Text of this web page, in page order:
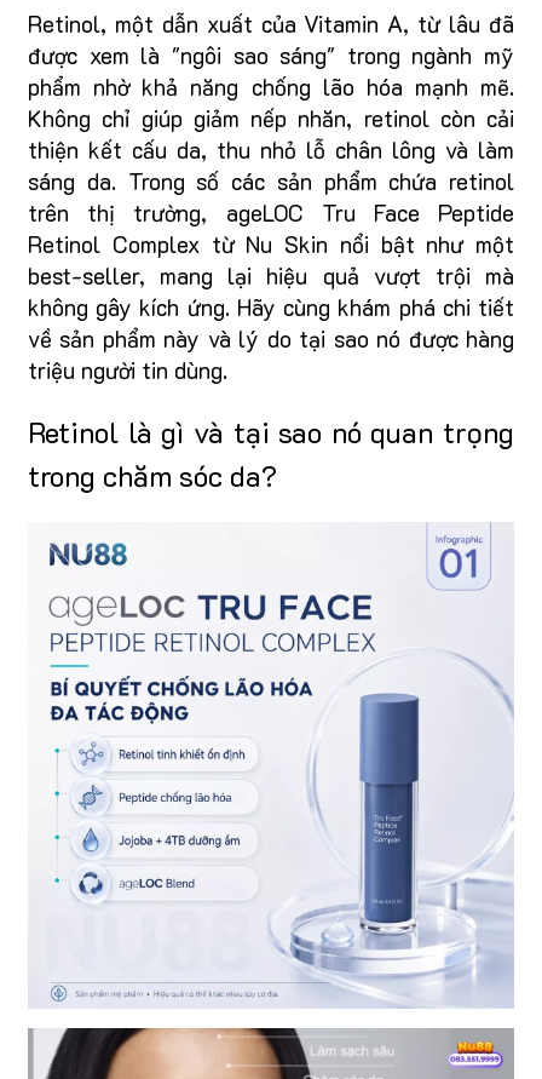
Retinol, một dẫn xuất của Vitamin A, từ lâu đã
được xem là "ngôi sao sáng" trong ngành mỹ
phẩm nhờ khả năng chống lão hóa mạnh mẽ.
Không chỉ giúp giảm nếp nhăn, retinol còn cải
thiện kết cấu da, thu nhỏ lỗ chân lông và làm
sáng da. Trong số các sản phẩm chứa retinol
trên thị trường, ageLOC Tru Face Peptide
Retinol Complex từ Nu Skin nổi bật như một
best-seller, mang lại hiệu quả vượt trội mà
không gây kích ứng. Hãy cùng khám phá chi tiết
về sản phẩm này và lý do tại sao nó được hàng
triệu người tin dùng.
Retinol là gì và tại sao nó quan trọng
trong chăm sóc da?